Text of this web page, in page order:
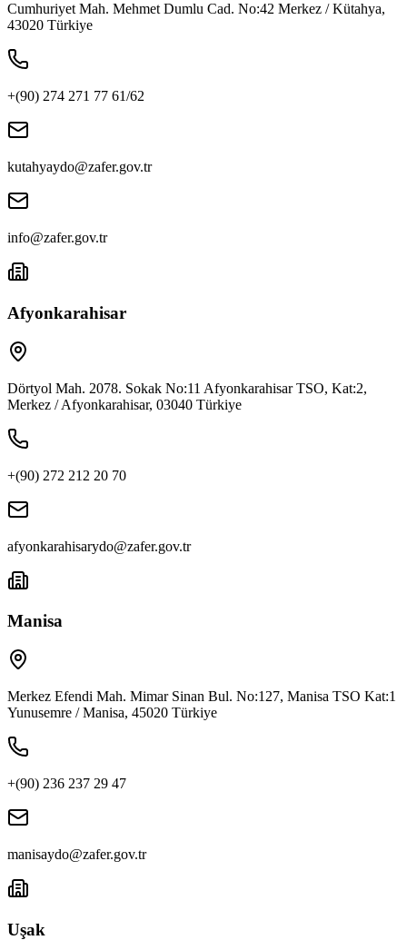
Cumhuriyet Mah. Mehmet Dumlu Cad. No:42 Merkez / Kütahya,
43020 Türkiye
+(90) 274 271 77 61/62
kutahyaydo@zafer.gov.tr
info@zafer.gov.tr
Afyonkarahisar
Dörtyol Mah. 2078. Sokak No:11 Afyonkarahisar TSO, Kat:2,
Merkez / Afyonkarahisar, 03040 Türkiye
+(90) 272 212 20 70
afyonkarahisarydo@zafer.gov.tr
Manisa
Merkez Efendi Mah. Mimar Sinan Bul. No:127, Manisa TSO Kat:1
Yunusemre / Manisa, 45020 Türkiye
+(90) 236 237 29 47
manisaydo@zafer.gov.tr
Uşak